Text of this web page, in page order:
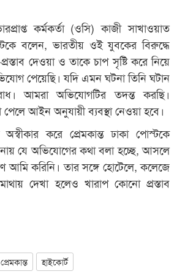
কর্মকর্তা (ওসি) কাজী সাখাওয়াত
বলেন, ভারতীয় ওই যুবকের বিরুদ্ধে
দেওয়া ও তাকে চাপ সৃষ্টি করে নিয়ে
পেয়েছি। যদি এমন ঘটনা তিনি ঘটান
আমরা অভিযোগটির তদন্ত করছি।
আইন অনুযায়ী ব্যবস্থা নেওয়া হবে।
করে প্রেমকান্ত ঢাকা পোস্টকে
যে অভিযোগের কথা বলা হচ্ছে, আসলে
করিনি। তার সঙ্গে হোটেলে, কলেজে
দেখা হলেও খারাপ কোনো প্রস্তাব
হাইকোর্ট